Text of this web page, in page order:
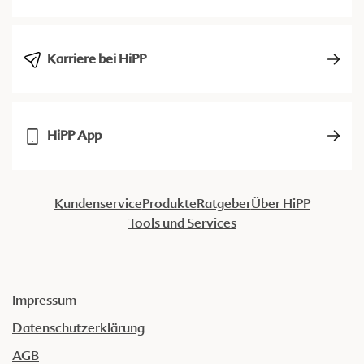
Karriere bei HiPP
HiPP App
KundenserviceProdukteRatgeberÜber HiPP
Tools und Services
Impressum
Datenschutzerklärung
AGB